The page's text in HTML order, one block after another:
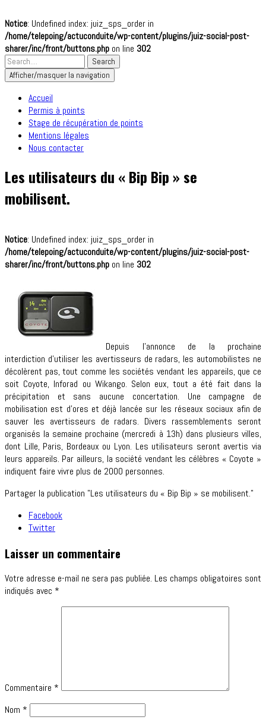
Notice: Undefined index: juiz_sps_order in
/home/telepoing/actuconduite/wp-content/plugins/juiz-social-post-
sharer/inc/front/buttons.php on line 302
Afficher/masquer la navigation
Accueil
Permis à points
Stage de récupération de points
Mentions légales
Nous contacter
Les utilisateurs du « Bip Bip » se
mobilisent.
Notice: Undefined index: juiz_sps_order in
/home/telepoing/actuconduite/wp-content/plugins/juiz-social-post-
sharer/inc/front/buttons.php on line 302
Depuis l’annonce de la prochaine
interdiction d’utiliser les avertisseurs de radars, les automobilistes ne
décolèrent pas, tout comme les sociétés vendant les appareils, que ce
soit Coyote, Inforad ou Wikango. Selon eux, tout a été fait dans la
précipitation et sans aucune concertation. Une campagne de
mobilisation est d’ores et déjà lancée sur les réseaux sociaux afin de
sauver les avertisseurs de radars. Divers rassemblements seront
organisés la semaine prochaine (mercredi à 13h) dans plusieurs villes,
dont Lille, Paris, Bordeaux ou Lyon. Les utilisateurs seront avertis via
leurs appareils. Par ailleurs, la société vendant les célèbres « Coyote »
indiquent faire vivre plus de 2000 personnes.
Partager la publication "Les utilisateurs du « Bip Bip » se mobilisent."
Facebook
Twitter
Laisser un commentaire
Votre adresse e-mail ne sera pas publiée. Les champs obligatoires sont
indiqués avec *
Commentaire *
Nom *